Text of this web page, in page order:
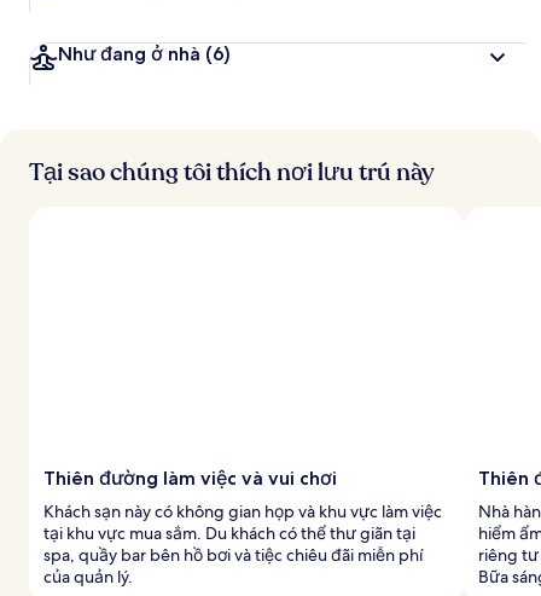
Như đang ở nhà (6)
Tại sao chúng tôi thích nơi lưu trú này
Thiên đường làm việc và vui chơi
Khách sạn này có không gian họp và khu vực làm việc
tại khu vực mua sắm. Du khách có thể thư giãn tại
spa, quầy bar bên hồ bơi và tiệc chiêu đãi miễn phí
của quản lý.
Thiên
Nhà
hiểm
riêng tư
Bữa